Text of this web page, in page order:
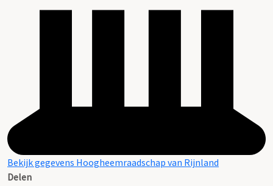
Bekijk gegevens Hoogheemraadschap van Rijnland
Delen